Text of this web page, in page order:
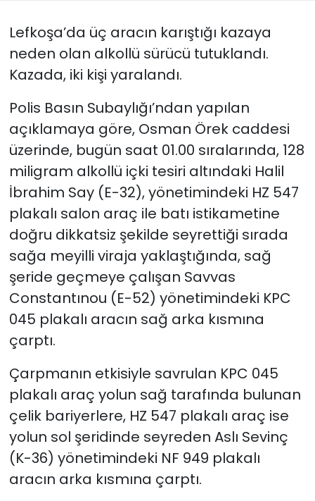
Lefkoşa’da üç aracın karıştığı kazaya
neden olan alkollü sürücü tutuklandı.
Kazada, iki kişi yaralandı.
Polis Basın Subaylığı’ndan yapılan
açıklamaya göre, Osman Örek caddesi
üzerinde, bugün saat 01.00 sıralarında, 128
miligram alkollü içki tesiri altındaki Halil
İbrahim Say (E-32), yönetimindeki HZ 547
plakalı salon araç ile batı istikametine
doğru dikkatsiz şekilde seyrettiği sırada
sağa meyilli viraja yaklaştığında, sağ
şeride geçmeye çalışan Savvas
Constantınou (E-52) yönetimindeki KPC
045 plakalı aracın sağ arka kısmına
çarptı.
Çarpmanın etkisiyle savrulan KPC 045
plakalı araç yolun sağ tarafında bulunan
çelik bariyerlere, HZ 547 plakalı araç ise
yolun sol şeridinde seyreden Aslı Sevinç
(K-36) yönetimindeki NF 949 plakalı
aracın arka kısmına çarptı.
Nöbetçi Eczaneler
Otomobil Dünyası
Politika
SAĞLIK
Spor
Teknoloji
TÜRKiYE
Video Galeri
YAŞAM
Yazarlar